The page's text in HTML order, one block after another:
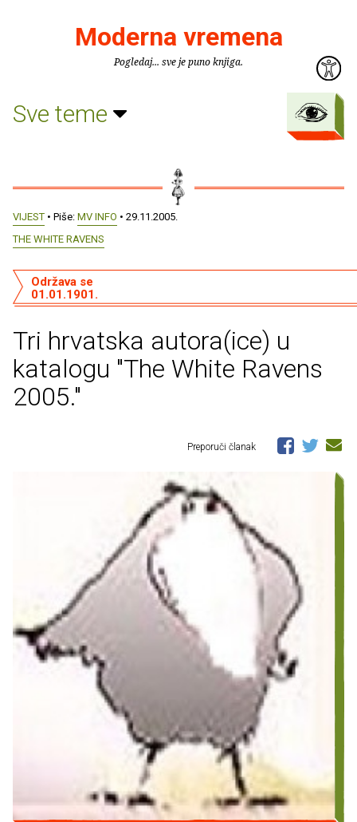
Moderna vremena
Pogledaj... sve je puno knjiga.
Sve teme
VIJEST • Piše: MV INFO • 29.11.2005.
THE WHITE RAVENS
Tri hrvatska autora(ice) u
katalogu "The White Ravens
2005."
Održava se
01.01.1901.
Preporuči članak